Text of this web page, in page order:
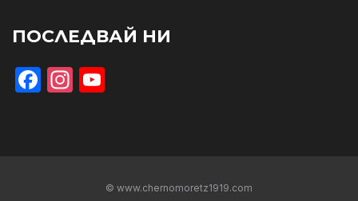
ПОСЛЕДВАЙ НИ
Facebook
Instagram
© www.chernomoretz1919.com